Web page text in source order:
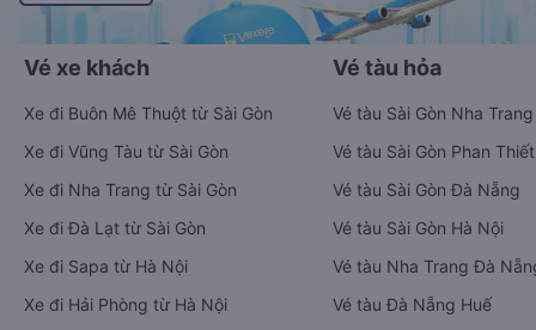
Vé xe khách
Xe đi Buôn Mê Thuột từ Sài Gòn
Xe đi Vũng Tàu từ Sài Gòn
Xe đi Nha Trang từ Sài Gòn
Xe đi Đà Lạt từ Sài Gòn
Xe đi Sapa từ Hà Nội
Xe đi Hải Phòng từ Hà Nội
Vé tàu hỏa
Vé tàu Sài Gòn Nha Trang
Vé tàu Sài Gòn Phan Thiết
Vé tàu Sài Gòn Đà Nẵng
Vé tàu Sài Gòn Hà Nội
Vé tàu Nha Trang Đà
Vé tàu Đà Nẵng Huế